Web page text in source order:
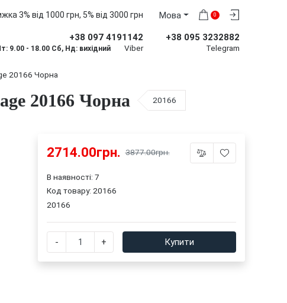
3% від 1000 грн, 5% від 3000 грн Мова
+38 097 4191142
9.00 - 18.00 Сб, Нд: вихідний Viber
0
+38 095 3232882
Telegram
20166 Чорна
20166 Чорна 20166
2714.00грн. 3877.00грн.
В наявності: 7
Код товару: 20166
20166
- + Купити